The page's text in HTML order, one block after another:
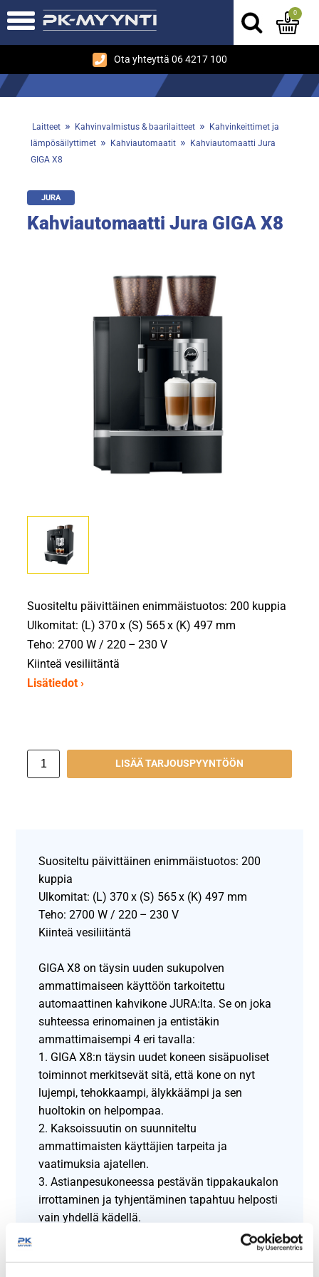
Ota yhteyttä 06 4217 100
0
Laitteet » Kahvinvalmistus & baarilaitteet »
Kahvinkeittimet ja
lämpösäilyttimet » Kahviautomaatit »
Kahviautomaatti Jura
GIGA X8
JURA
Kahviautomaatti Jura GIGA X8
Suositeltu päivittäinen enimmäistuotos: 200 kuppia
Ulkomitat: (L) 370 x (S) 565 x (K) 497 mm
Teho: 2700 W / 220 – 230 V
Kiinteä vesiliitäntä
Lisätiedot ›
LISÄÄ TARJOUSPYYNTÖÖN
Suositeltu päivittäinen enimmäistuotos: 200
kuppia
Ulkomitat: (L) 370 x (S) 565 x (K) 497 mm
Teho: 2700 W / 220 – 230 V
Kiinteä vesiliitäntä
GIGA X8 on täysin uuden sukupolven
ammattimaiseen käyttöön tarkoitettu
automaattinen kahvikone JURA:lta. Se on joka
suhteessa erinomainen ja entistäkin
ammattimaisempi 4 eri tavalla:
1. GIGA X8:n täysin uudet koneen sisäpuoliset
toiminnot merkitsevät sitä, että kone on nyt
lujempi, tehokkaampi, älykkäämpi ja sen
huoltokin on helpompaa.
2. Kaksoissuutin on suunniteltu
ammattimaisten käyttäjien tarpeita ja
vaatimuksia ajatellen.
3. Astianpesukoneessa pestävän tippakaukalon
irrottaminen ja tyhjentäminen tapahtuu helposti
vain yhdellä kädellä.